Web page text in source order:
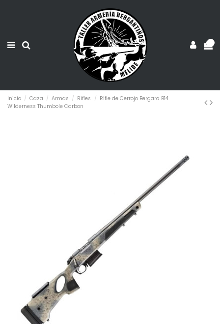
Inicio Caza Armas Rifles
Rifle de Cerrojo Bergara B14
Wilderness Thumbole Carbon